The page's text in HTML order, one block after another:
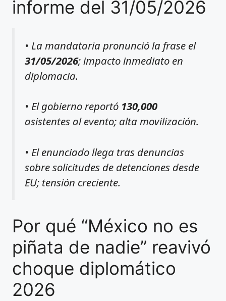
informe del 31/05/2026
• La mandataria pronunció la frase el
31/05/2026; impacto inmediato en
diplomacia.
• El gobierno reportó 130,000
asistentes al evento; alta movilización.
• El enunciado llega tras denuncias
sobre solicitudes de detenciones desde
EU; tensión creciente.
Por qué “México no es
piñata de nadie” reavivó
choque diplomático
2026